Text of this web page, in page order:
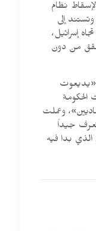
نظام
إلى
إسرائيل،
من دون
الحكومة
وعملت
جيداً
بدا فيه